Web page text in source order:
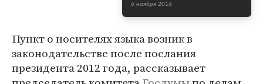
6 ноября 2016
Пункт о носителях языка возник в
законодательстве после послания
президента 2012 года, рассказывает